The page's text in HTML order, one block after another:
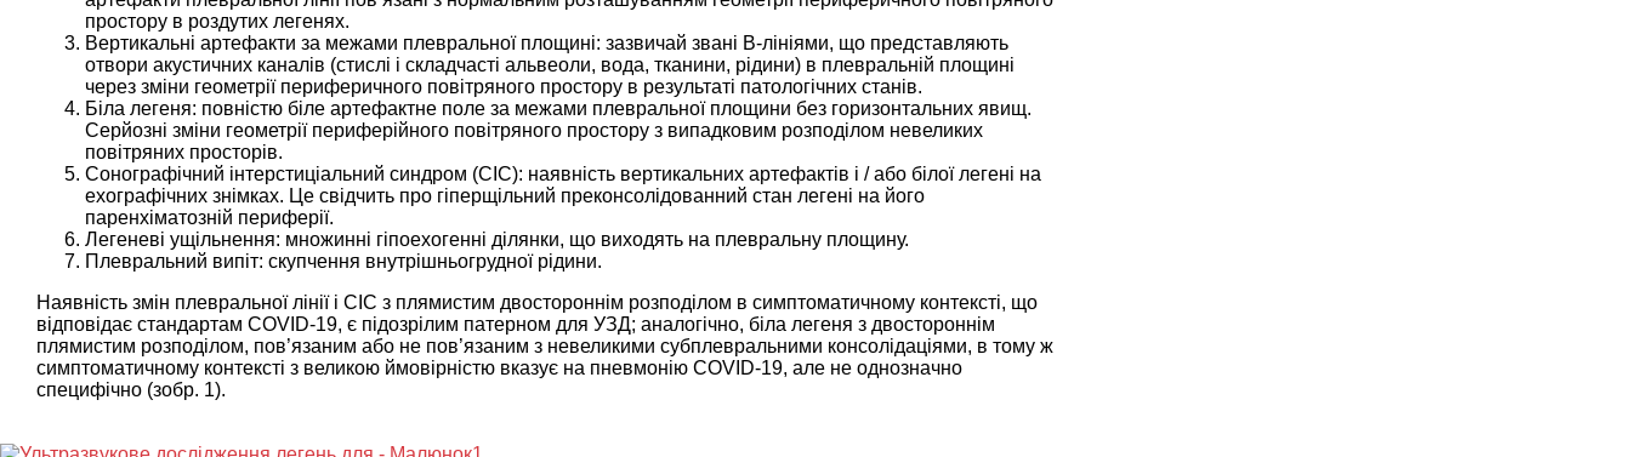
простору в роздутих легенях.
Вертикальні артефакти за межами плевральної площині: зазвичай звані B-лініями, що представляють
отвори акустичних каналів (стислі і складчасті альвеоли, вода, тканини, рідини) в плевральній площині
через зміни геометрії периферичного повітряного простору в результаті патологічних станів.
Біла легеня: повністю біле артефактне поле за межами плевральної площини без горизонтальних явищ.
Серйозні зміни геометрії периферійного повітряного простору з випадковим розподілом невеликих
повітряних просторів.
Сонографічний інтерстиціальний синдром (СІС): наявність вертикальних артефактів і / або білої легені на
ехографічних знімках. Це свідчить про гіперщільний преконсолідованний стан легені на його
паренхіматозній периферії.
Легеневі ущільнення: множинні гіпоехогенні ділянки, що виходять на плевральну площину.
Плевральний випіт: скупчення внутрішньогрудної рідини.
Наявність змін плевральної лінії і СІС з плямистим двостороннім розподілом в симптоматичному контексті, що
відповідає стандартам COVID-19, є підозрілим патерном для УЗД; аналогічно, біла легеня з двостороннім
плямистим розподілом, пов’язаним або не пов’язаним з невеликими субплевральними консолідаціями, в тому ж
симптоматичному контексті з великою ймовірністю вказує на пневмонію COVID-19, але не однозначно
специфічно (зобр. 1).